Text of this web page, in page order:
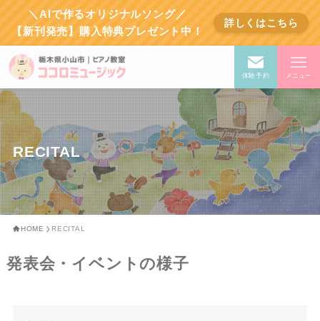
＼AIで作るオリジナルソング／
【新刊発売】購入特典プレゼント中！
詳しくはこちら
体験予約 メニュー
RECITAL
HOME RECITAL
発表会・イベントの様子